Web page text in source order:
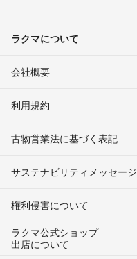
ラクマについて
会社概要
利用規約
古物営業法に基づく表記
サステナビリティメッセージ
権利侵害について
ラクマ公式ショップ
出店について